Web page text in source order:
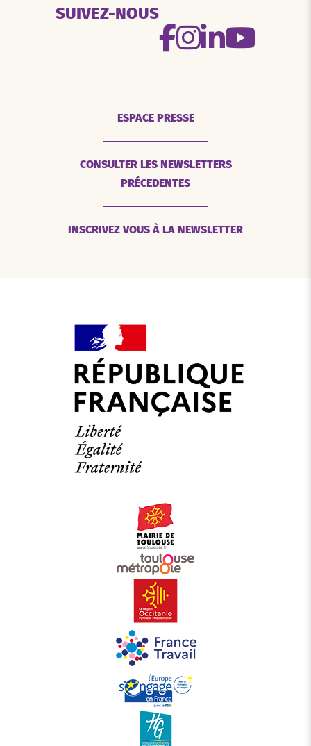
SUIVEZ-NOUS
ESPACE PRESSE
CONSULTER LES NEWSLETTERS
PRÉCEDENTES
INSCRIVEZ VOUS À LA NEWSLETTER